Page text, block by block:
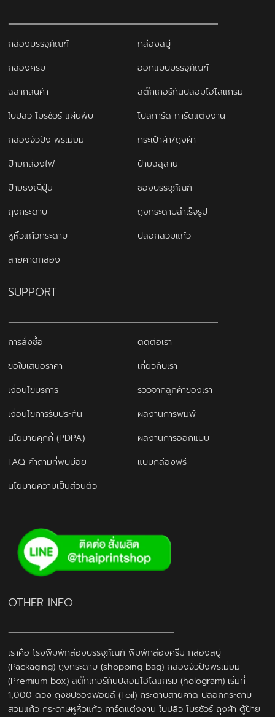
กล่องบรรจุภัณฑ์
กล่องสบู่
กล่องครีม
ออกแบบบรรจุภัณฑ์
ฉลากสินค้า
สติ๊กเกอร์กันปลอมโฮโลแกรม
ใบปลิว โบรชัวร์ แผ่นพับ
โปสการ์ด การ์ดแต่งงาน
กล่องจั่วปัง พรีเมี่ยม
กระเป๋าผ้า/ถุงผ้า
ป้ายกล่องไฟ
ป้ายฉลุลาย
ป้ายธงญี่ปุ่น
ซองบรรจุภัณฑ์
ถุงกระดาษ
ถุงกระดาษสำเร็จรูป
หูหิ้วแก้วกระดาษ
ปลอกสวมแก้ว
สายคาดกล่อง
SUPPORT
การสั่งซื้อ
ติดต่อเรา
ขอใบเสนอราคา
เกี่ยวกับเรา
เงื่อนไขบริการ
รีวิวจากลูกค้าของเรา
เงื่อนไขการรับประกัน
ผลงานการพิมพ์
นโยบายคุกกี้ (PDPA)
ผลงานการออกแบบ
FAQ คำถามที่พบบ่อย
แบบกล่องฟรี
นโยบายความเป็นส่วนตัว
OTHER INFO
เราคือ โรงพิมพ์กล่องบรรจุภัณฑ์ พิมพ์กล่องครีม กล่องสบู่
(Packaging) ถุงกระดาษ (shopping bag) กล่องจั่วปังพรี่เมี่ยม
(Premium box) สติ๊กเกอร์กันปลอมโฮโลแกรม (hologram) เริ่มที่
1,000 ดวง ถุงซิปซองฟอยล์ (Foil) กระดาษสายคาด ปลอกกระดาษ
สวมแก้ว กระดาษหูหิ้วแก้ว การ์ดแต่งงาน ใบปลิว โบรชัวร์ ถุงผ้า ตู้ป้าย